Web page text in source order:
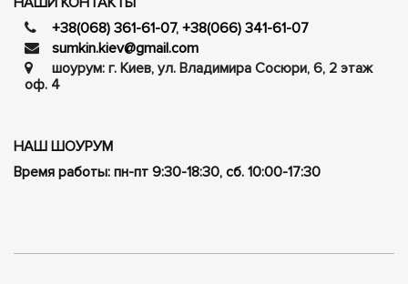
+38(068) 361-61-07, +38(066) 341-61-07
sumkin.kiev@gmail.com
шоурум: г. Киев, ул. Владимира Сосюри, ​​6, 2 этаж
оф. 4
НАШ ШОУРУМ
Время работы: пн-пт 9:30-18:30, сб. 10:00-17:30